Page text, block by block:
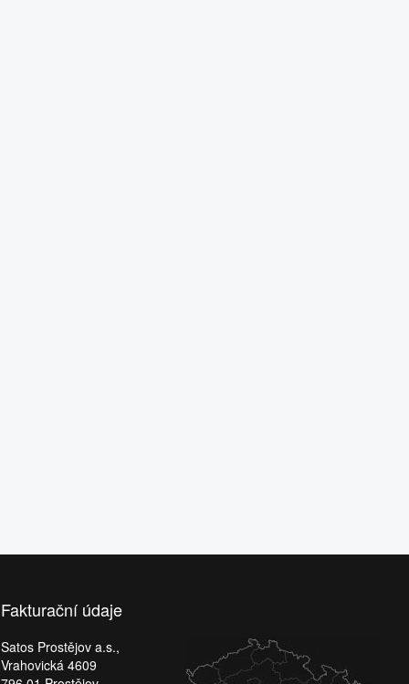
Fakturační údaje
Satos Prostějov a.s.,
Vrahovická 4609